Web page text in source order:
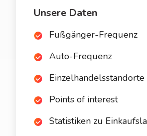
Unsere Daten
Fußgänger-Frequenz
Auto-Frequenz
Einzelhandelsstandorte
Points of interest
Statistiken zu